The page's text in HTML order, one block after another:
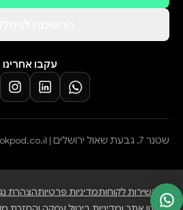
עקבו אחרינו
שטנר 7, גבעת שאול ירושלים |
בלוגשירות לקוחותמדיניות פרטיותהצהרת